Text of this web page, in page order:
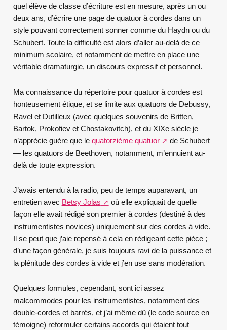
quel élève de classe d’écriture est en mesure, après un ou
deux ans, d’écrire une page de quatuor à cordes dans un
style pouvant correctement sonner comme du Haydn ou du
Schubert. Toute la difficulté est alors d’aller au-delà de ce
minimum scolaire, et notamment de mettre en place une
véritable dramaturgie, un discours expressif et personnel.
Ma connaissance du répertoire pour quatuor à cordes est
honteusement étique, et se limite aux quatuors de Debussy,
Ravel et Dutilleux (avec quelques souvenirs de Britten,
Bartok, Prokofiev et Chostakovitch), et du XIXesiècle je
n’apprécie guère que le quatorzième quatuor
de Schubert
— les quatuors de Beethoven, notamment, m’ennuient au-
delà de toute expression.
J’avais entendu à la radio, peu de temps auparavant, un
entretien avec Betsy Jolas
où elle expliquait de quelle
façon elle avait rédigé son premier à cordes (destiné à des
instrumentistes novices) uniquement sur des cordes à vide.
Il se peut que j’aie repensé à cela en rédigeant cette pièce ;
d’une façon générale, je suis toujours ravi de la puissance et
la plénitude des cordes à vide et j’en use sans modération.
Quelques formules, cependant, sont ici assez
malcommodes pour les instrumentistes, notamment des
double-cordes et barrés, et j’ai même dû (le code source en
témoigne) reformuler certains accords qui étaient tout